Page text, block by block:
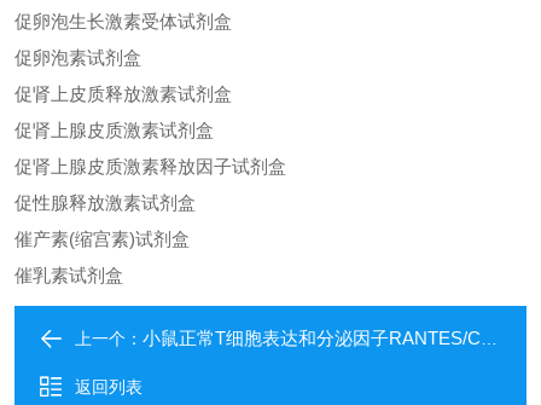
促卵泡生长激素受体试剂盒
促卵泡素试剂盒
促肾上皮质释放激素试剂盒
促肾上腺皮质激素试剂盒
促肾上腺皮质激素释放因子试剂盒
促性腺释放激素试剂盒
催产素(缩宫素)试剂盒
催乳素试剂盒
上一个： 小鼠正常T细胞表达和分泌因子RANTES/CCL5
返回列表